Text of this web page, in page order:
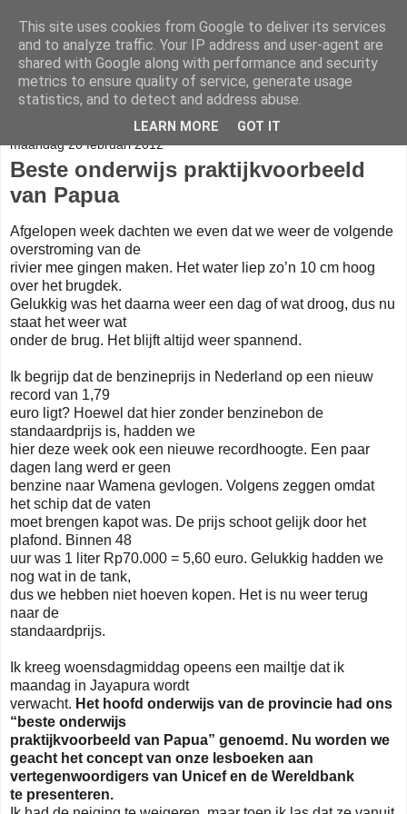
Help Onderwijs Papua
maandag 20 februari 2012
Beste onderwijs praktijkvoorbeeld
van Papua
Afgelopen week dachten we even dat we weer de volgende
overstroming van de
rivier mee gingen maken. Het water liep zo’n 10 cm hoog
over het brugdek.
Gelukkig was het daarna weer een dag of wat droog, dus nu
staat het weer wat
onder de brug. Het blijft altijd weer spannend.
Ik begrijp dat de benzineprijs in Nederland op een nieuw
record van 1,79
euro ligt? Hoewel dat hier zonder benzinebon de
standaardprijs is, hadden we
hier deze week ook een nieuwe recordhoogte. Een paar
dagen lang werd er geen
benzine naar Wamena gevlogen. Volgens zeggen omdat
het schip dat de vaten
moet brengen kapot was. De prijs schoot gelijk door het
plafond. Binnen 48
uur was 1 liter Rp70.000 = 5,60 euro. Gelukkig hadden we
nog wat in de tank,
dus we hebben niet hoeven kopen. Het is nu weer terug
naar de
standaardprijs.
Ik kreeg woensdagmiddag opeens een mailtje dat ik
maandag in Jayapura wordt
verwacht. Het hoofd onderwijs van de provincie had ons
“beste onderwijs
praktijkvoorbeeld van Papua” genoemd. Nu worden we
geacht het concept van onze lesboeken aan
vertegenwoordigers van Unicef en de Wereldbank
te presenteren.
This site uses cookies from Google to deliver its services
and to analyze traffic. Your IP address and user-agent are
shared with Google along with performance and security
metrics to ensure quality of service, generate usage
statistics, and to detect and address abuse.
LEARN MORE GOT IT